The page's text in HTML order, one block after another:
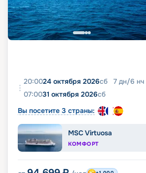
20:0024 октября 2026сб 7 дн/6 нч
07:0031 октября 2026сб
Вы посетите 3 страны:
MSC Virtuosa
КОМФОРТ